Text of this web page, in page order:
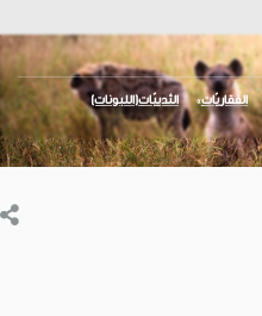
الفقاريّات الثدييّات(اللبونات)